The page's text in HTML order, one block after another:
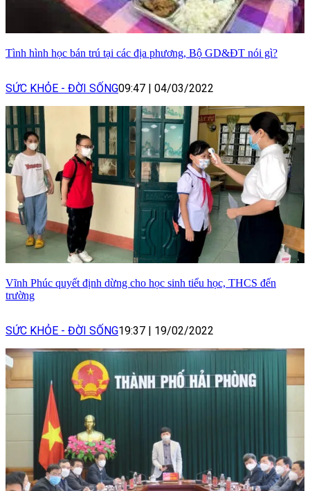
Tình hình học bán trú tại các địa phương, Bộ GD&ĐT nói gì?
SỨC KHỎE - ĐỜI SỐNG09:47 04/03/2022
Vĩnh Phúc quyết định dừng cho học sinh tiểu học, THCS đến
trường
SỨC KHỎE - ĐỜI SỐNG19:37 19/02/2022